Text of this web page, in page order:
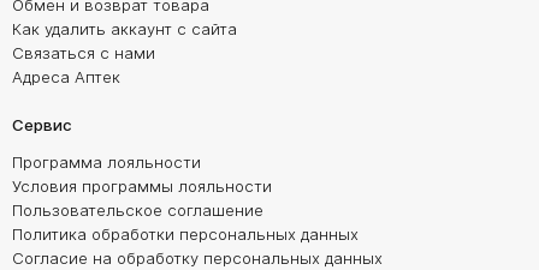
Обмен и возврат товара
Как удалить аккаунт с сайта
Связаться с нами
Адреса Аптек
Сервис
Программа лояльности
Условия программы лояльности
Пользовательское соглашение
Политика обработки персональных данных
Согласие на обработку персональных данных